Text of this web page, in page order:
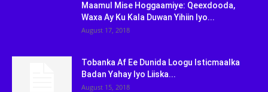
Maamul Mise Hoggaamiye: Qeexdooda,
Waxa Ay Ku Kala Duwan Yihiin Iyo...
August 17, 2018
Tobanka Af Ee Dunida Loogu Isticmaalka
Badan Yahay Iyo Liiska...
August 15, 2018